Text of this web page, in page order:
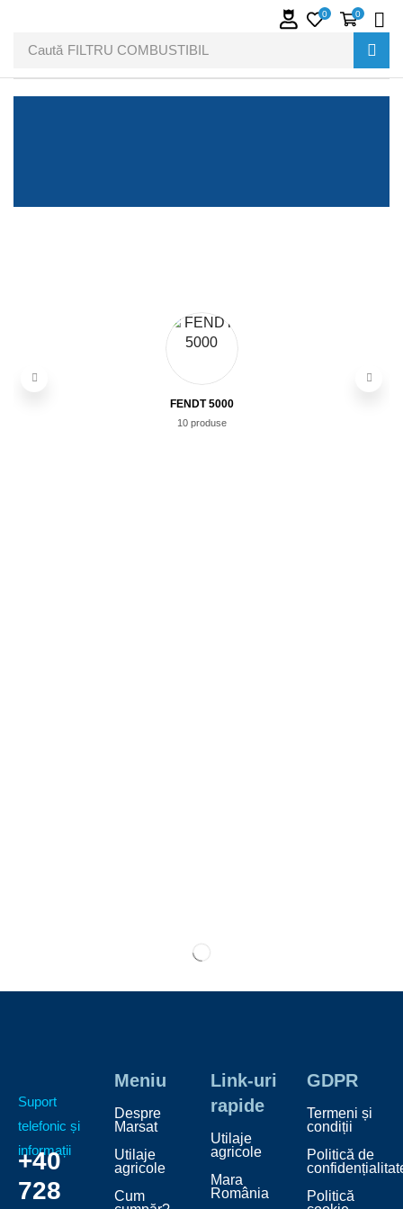
Caută FILTRU COMBUSTIBIL
0 0
FENDT 5000
10 produse
Suport
telefonic și
informații
+40
728
Meniu
Despre
Marsat
Utilaje
agricole
Cum
Link-uri
rapide
Utilaje
agricole
Mara
România
GDPR
Termeni și
condiții
Politică de
Politică